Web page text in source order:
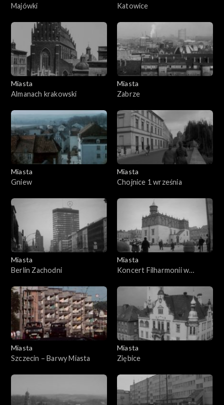
Majówki
Katowice
Miasta
Almanach krakowski
Miasta
Zabrze
Miasta
Gniew
Miasta
Chojnice 1 września
Miasta
Berlin Zachodni
Miasta
Koncert Filharmonii w
Miasta
Szczecin – Barwy Miasta
Miasta
Ziębice